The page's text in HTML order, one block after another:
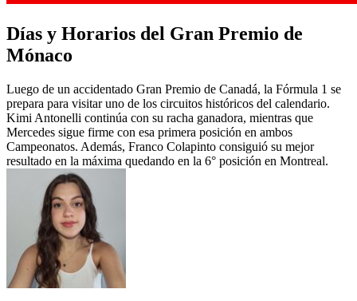
Días y Horarios del Gran Premio de
Mónaco
Luego de un accidentado Gran Premio de Canadá, la Fórmula 1 se
prepara para visitar uno de los circuitos históricos del calendario.
Kimi Antonelli continúa con su racha ganadora, mientras que
Mercedes sigue firme con esa primera posición en ambos
Campeonatos. Además, Franco Colapinto consiguió su mejor
resultado en la máxima quedando en la 6° posición en Montreal.